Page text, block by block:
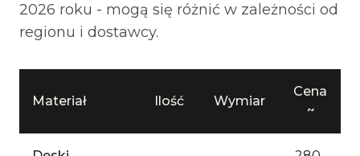
2026 roku - mogą się różnić w zależności od
regionu i dostawcy.
Materiał Ilość Wymiar
Cena
~